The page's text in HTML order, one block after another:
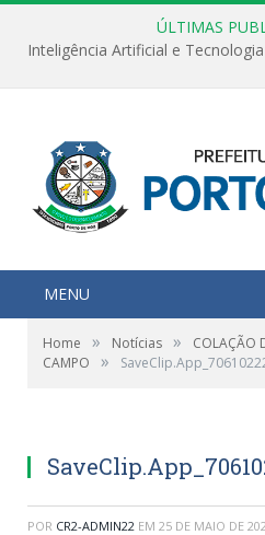
ÚLTIMAS
MENU
Home » Notícias »
COLAÇÃO
CAMPO
»
POR CR2-ADMIN22 EM 25 DE MAIO DE